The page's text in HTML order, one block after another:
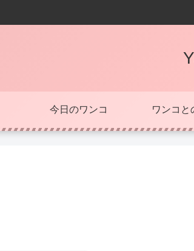
今日のワンコ ワンコと